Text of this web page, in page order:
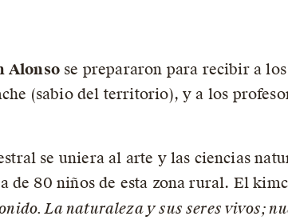
Alonsose prepararon para recibir a
(sabio del territorio), y a los
se uniera al arte y las ciencias
de 80 niños de esta zona rural. El
La naturaleza y sus seres vivos;